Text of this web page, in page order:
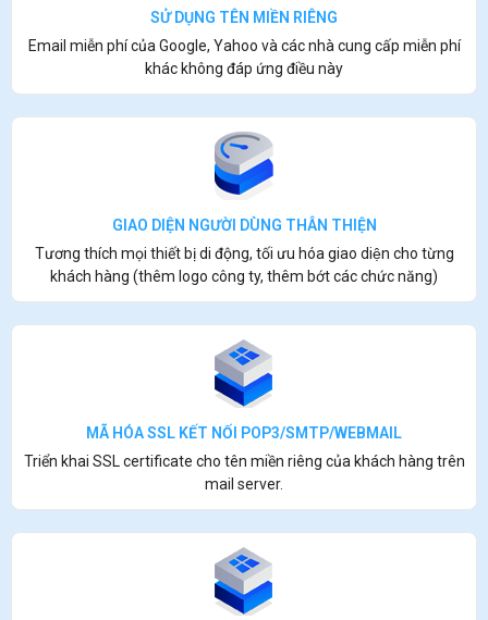
SỬ DỤNG TÊN MIỀN RIÊNG
Email miễn phí của Google, Yahoo và các nhà cung cấp miễn phí
khác không đáp ứng điều này
GIAO DIỆN NGƯỜI DÙNG THÂN THIỆN
Tương thích mọi thiết bị di động, tối ưu hóa giao diện cho từng
khách hàng (thêm logo công ty, thêm bớt các chức năng)
MÃ HÓA SSL KẾT NỐI POP3/SMTP/WEBMAIL
Triển khai SSL certificate cho tên miền riêng của khách hàng trên
mail server.